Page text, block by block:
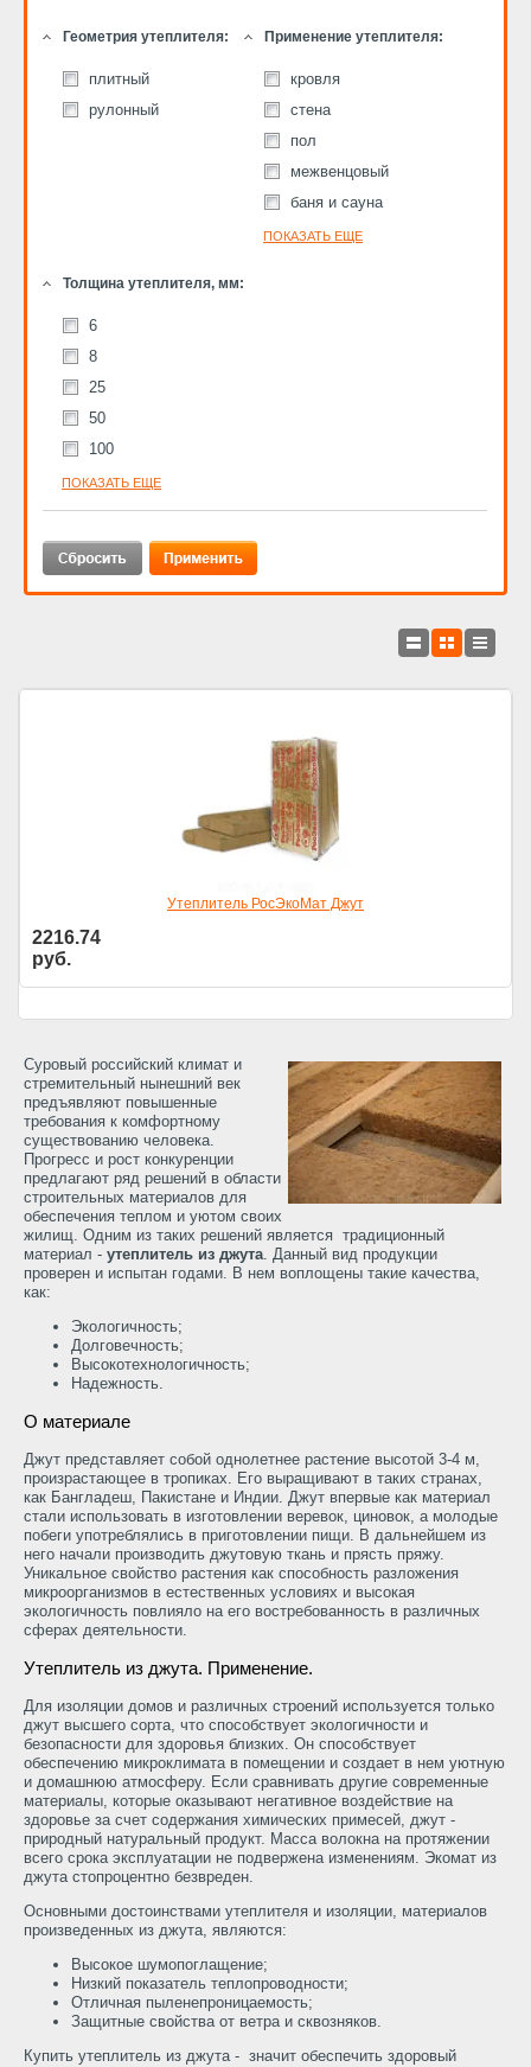
Геометрия утеплителя:
плитный
рулонный
Применение утеплителя:
кровля
стена
пол
межвенцовый
баня и сауна
ПОКАЗАТЬ ЕЩЕ
Толщина утеплителя, мм:
6
8
25
50
100
ПОКАЗАТЬ ЕЩЕ
Утеплитель РосЭкоМат Джут
2216.74
руб.
Суровый российский климат и
стремительный нынешний век
предъявляют повышенные
требования к комфортному
существованию человека.
Прогресс и рост конкуренции
предлагают ряд решений в области
строительных материалов для
обеспечения теплом и уютом своих
жилищ. Одним из таких решений является традиционный
материал - утеплитель из джута. Данный вид продукции
проверен и испытан годами. В нем воплощены такие качества,
как:
Экологичность;
Долговечность;
Высокотехнологичность;
Надежность.
О материале
Джут представляет собой однолетнее растение высотой 3-4 м,
произрастающее в тропиках. Его выращивают в таких странах,
как Бангладеш, Пакистане и Индии. Джут впервые как материал
стали использовать в изготовлении веревок, циновок, а молодые
побеги употреблялись в приготовлении пищи. В дальнейшем из
него начали производить джутовую ткань и прясть пряжу.
Уникальное свойство растения как способность разложения
микроорганизмов в естественных условиях и высокая
экологичность повлияло на его востребованность в различных
сферах деятельности.
Утеплитель из джута. Применение.
Для изоляции домов и различных строений используется только
джут высшего сорта, что способствует экологичности и
безопасности для здоровья близких. Он способствует
обеспечению микроклимата в помещении и создает в нем уютную
и домашнюю атмосферу. Если сравнивать другие современные
материалы, которые оказывают негативное воздействие на
здоровье за счет содержания химических примесей, джут -
природный натуральный продукт. Масса волокна на протяжении
всего срока эксплуатации не подвержена изменениям. Экомат из
джута стопроцентно безвреден.
Основными достоинствами утеплителя и изоляции, материалов
произведенных из джута, являются:
Высокое шумопоглащение;
Низкий показатель теплопроводности;
Отличная пыленепроницаемость;
Защитные свойства от ветра и сквозняков.
Купить утеплитель из джута - значит обеспечить здоровый